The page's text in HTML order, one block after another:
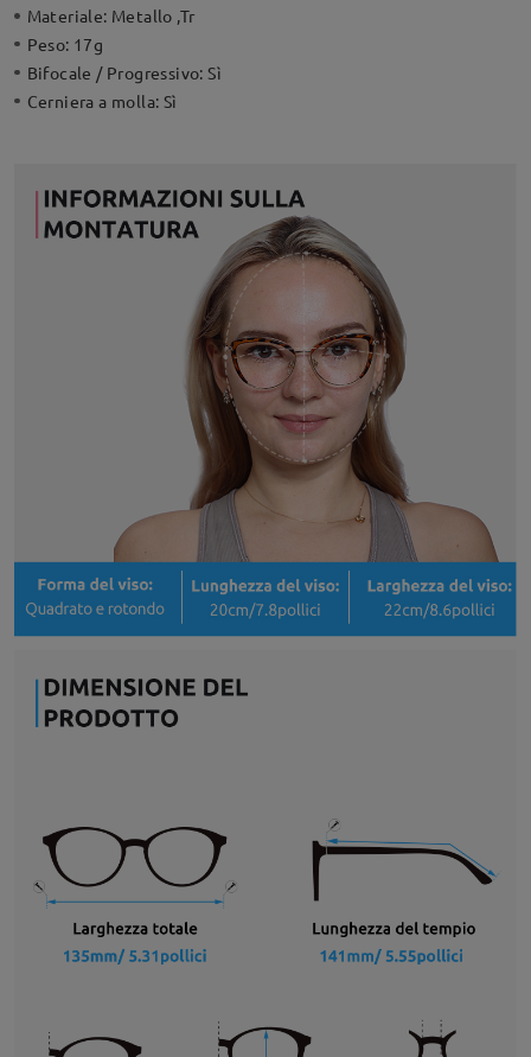
Materiale: Metallo ,Tr
Peso: 17g
Bifocale / Progressivo:Sì
Cerniera a molla: Sì